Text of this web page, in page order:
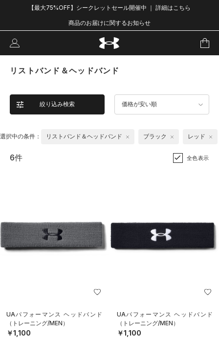
【最大75%OFF】シークレットセール開催中 ｜ 詳細はこちら
商品のお届けに関するお知らせ
リストバンド＆ヘッドバンド
絞り込み検索 価格が安い順
選択中の条件： リストバンド＆ヘッドバンド ブラック レッド
6件 全色表示
UAパフォーマンス ヘッドバンド
（トレーニング/MEN）
￥1,100
UAパフォーマンス ヘッドバンド
（トレーニング/MEN）
￥1,100